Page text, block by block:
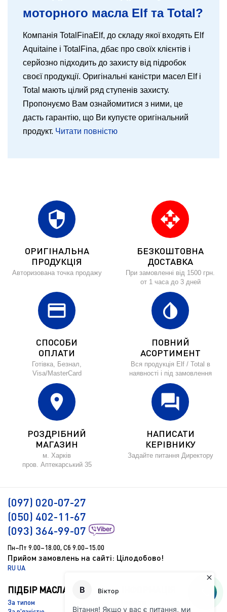
моторного масла Elf та Total?
Компанія TotalFinaElf, до складу якої входять Elf
Aquitaine і TotalFina, дбає про своїх клієнтів і
серйозно підходить до захисту від підробок
своєї продукції. Оригінальні каністри масел Elf і
Total мають цілий ряд ступенів захисту.
Пропонуємо Вам ознайомитися з ними, це
дасть гарантію, що Ви купуєте оригінальний
продукт. Читати повністю
security
ОРИГІНАЛЬНА
ПРОДУКЦІЯ
Авторизована точка продажу
open_with
БЕЗКОШТОВНА
ДОСТАВКА
При замовленні від 1500 грн.
от 1 часа до 3 дней
credit_card
СПОСОБИ
ОПЛАТИ
Готівка, Безнал,
Visa/MasterCard
invert_colors
ПОВНИЙ
АСОРТИМЕНТ
Вся продукція Elf / Total в
наявності і під замовлення
location_on
РОЗДРІБНИЙ
МАГАЗИН
м. Харків
пров. Аптекарський 35
forum
НАПИСАТИ
КЕРІВНИКУ
Задайте питання Директору
(097) 020-07-27
(050) 402-11-67
(093) 364-99-07
Пн–Пт 9.00–18.00, Сб 9.00–15.00
Прийом замовлень на сайті: Цілодобово!
RU UA
ПІДБІР МАСЛА
За типом